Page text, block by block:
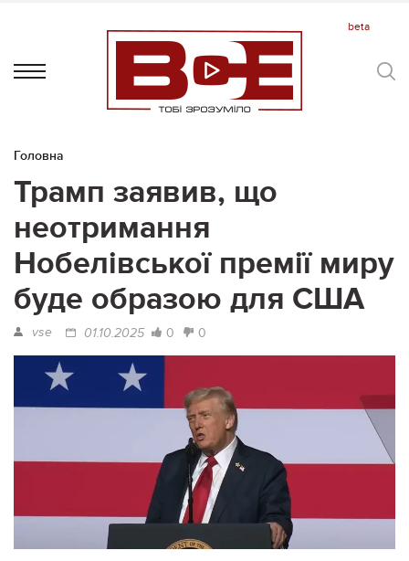
Головна
Трамп заявив, що
неотримання
Нобелівської премії миру
буде образою для США
vse 01.10.2025 0 0